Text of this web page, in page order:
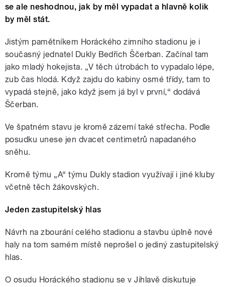
se ale neshodnou, jak by měl vypadat a hlavně kolik
by měl stát.
Jistým pamětníkem Horáckého zimního stadionu je i
současný jednatel Dukly Bedřich Ščerban. Začínal tam
jako mladý hokejista. „V těch útrobách to vypadalo lépe,
zub čas hlodá. Když zajdu do kabiny osmé třídy, tam to
vypadá stejně, jako když jsem já byl v první,“ dodává
Ščerban.
Ve špatném stavu je kromě zázemí také střecha. Podle
posudku unese jen dvacet centimetrů napadaného
sněhu.
Kromě týmu „A“ týmu Dukly stadion využívají i jiné kluby
včetně těch žákovských.
Jeden zastupitelský hlas
Návrh na zbourání celého stadionu a stavbu úplně nové
haly na tom samém místě neprošel o jediný zastupitelský
hlas.
O osudu Horáckého stadionu se v Jihlavě diskutuje